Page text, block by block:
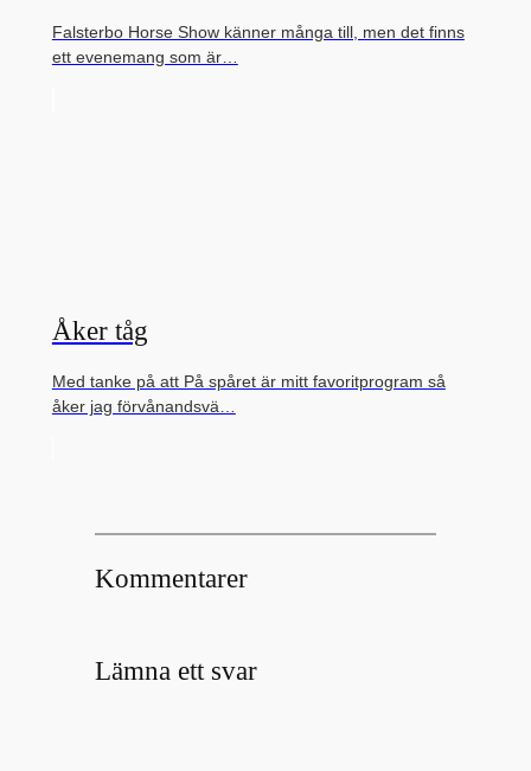
Falsterbo Horse Show känner många till, men det finns
ett evenemang som är…
Åker tåg
Med tanke på att På spåret är mitt favoritprogram så
åker jag förvånandsvä…
Kommentarer
Lämna ett svar